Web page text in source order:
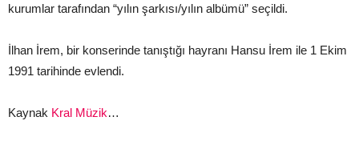
kurumlar tarafından “yılın şarkısı/yılın albümü” seçildi.
İlhan İrem, bir konserinde tanıştığı hayranı Hansu İrem ile 1 Ekim
1991 tarihinde evlendi.
Kaynak Kral Müzik…